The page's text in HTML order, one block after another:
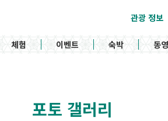
관광 정보
체험 이벤트 숙박 동
포토 갤러리